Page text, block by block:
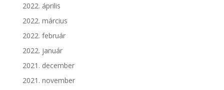
2022. április
2022. március
2022. február
2022. január
2021. december
2021. november